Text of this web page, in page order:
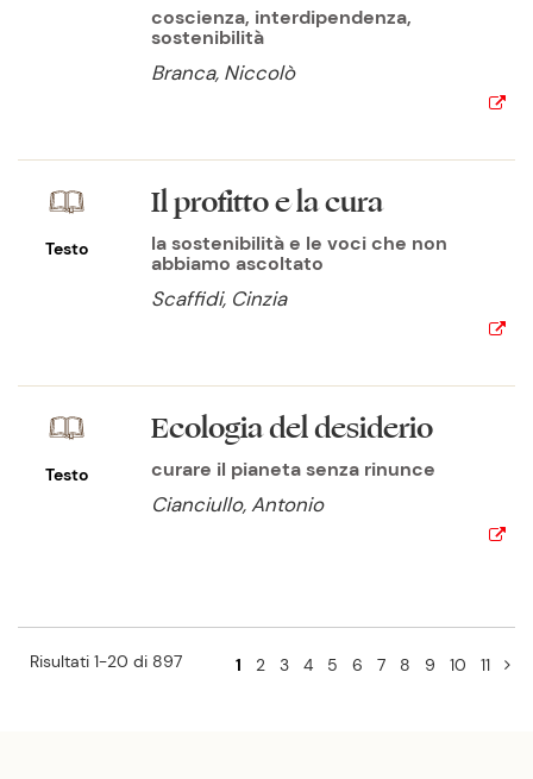
coscienza, interdipendenza,
sostenibilità
Branca, Niccolò
Testo
Il profitto e la cura
la sostenibilità e le voci che non
abbiamo ascoltato
Scaffidi, Cinzia
Testo
Ecologia del desiderio
curare il pianeta senza rinunce
Cianciullo, Antonio
Risultati 1-20 di 897 1 2 3 4 5 6 7 8 9 10 11